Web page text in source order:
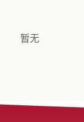
暂无